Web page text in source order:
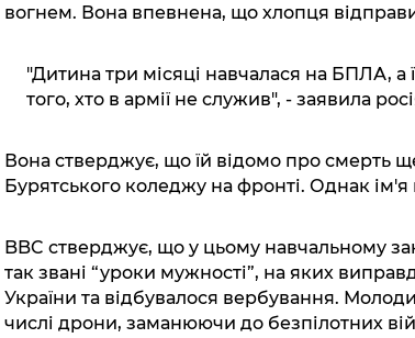
вогнем. Вона впевнена, що хлопця
"Дитина три місяці навчалася на БПЛА, а
того, хто в армії не служив", - заявила
Вона стверджує, що їй відомо про смерть
Бурятського коледжу на фронті. Однак
BBC стверджує, що у цьому навчальному
так звані “уроки мужності”, на яких
України та відбувалося вербування.
числі дрони, заманюючи до безпілотних